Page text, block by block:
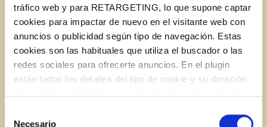
tráfico web y para RETARGETING, lo que supone captar
cookies para impactar de nuevo en el visitante web con
anuncios o publicidad según tipo de navegación. Estas
cookies son las habituales que utiliza el buscador o las
redes sociales para ofrecerte anuncios. En el plugin
están todos los detalles del tipo de cookie y su duración.
la web aparece cómo evitar las cookies en el navegador.
Necesario
1.
Preheat oven to 350°F and prepare 2 baking sheets
with aluminum foil or parchment (cheese may
escape the poppers, so to make clean up easy
make sure you cover your pans). Place 12 frozen
rolls on a microwave safe plate and microwave on